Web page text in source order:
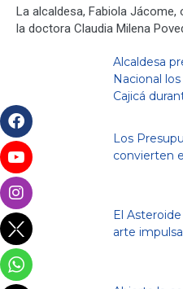
La alcaldesa, Fabiola
la doctora Claudia Milena
Alcaldesa
Nacional
Cajicá
Los
convierten
El
arte